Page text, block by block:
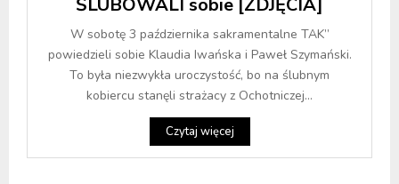
W sobotę 3 października sakramentalne TAK”
powiedzieli sobie Klaudia Iwańska i Paweł Szymański.
To była niezwykła uroczystość, bo na ślubnym
kobiercu stanęli strażacy z Ochotniczej...
Czytaj więcej